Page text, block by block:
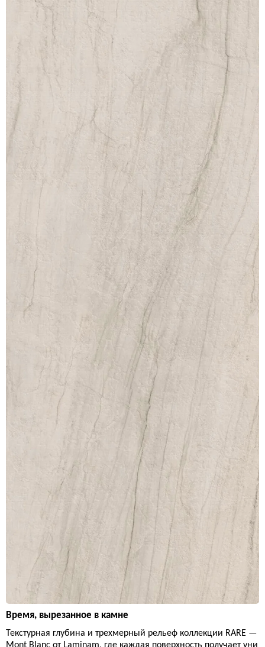
Время, вырезанное в камне
Текстурная глубина и трехмерный рельеф коллекции RARE —